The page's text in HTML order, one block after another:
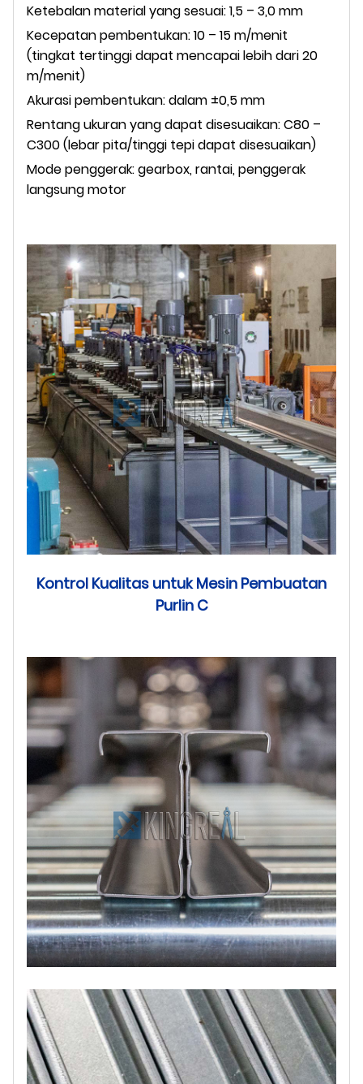
Ketebalan material yang sesuai: 1,5 – 3,0 mm
Kecepatan pembentukan: 10 – 15 m/menit
(tingkat tertinggi dapat mencapai lebih dari 20
m/menit)
Akurasi pembentukan: dalam ±0,5 mm
Rentang ukuran yang dapat disesuaikan: C80 –
C300 (lebar pita/tinggi tepi dapat disesuaikan)
Mode penggerak: gearbox, rantai, penggerak
langsung motor
Kontrol Kualitas untuk Mesin Pembuatan
Purlin C